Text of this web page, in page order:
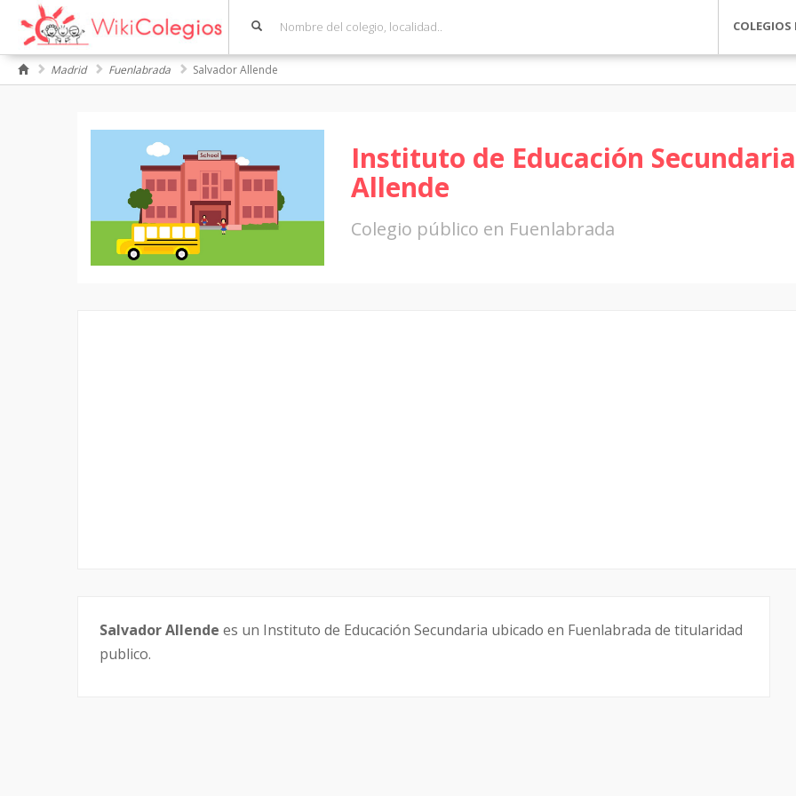
Madrid Fuenlabrada Salvador Allende
Instituto de Educación
Allende
Colegio público en Fuenlabrada
Salvador Allende es un Instituto de Educación Secundaria ubicado en Fuenlabrada de titularidad
publico.